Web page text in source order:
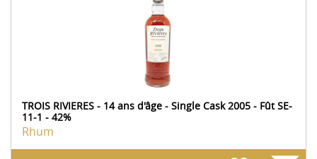
TROIS RIVIERES - 14 ans d'âge - Single Cask 2005 - Fût SE-
11-1 - 42%
Rhum